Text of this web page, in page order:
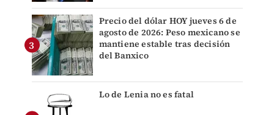
Precio del dólar HOY jueves 6 de
agosto de 2026: Peso mexicano se
mantiene estable tras decisión
del Banxico
Lo de Lenia no es fatal